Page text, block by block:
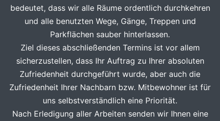
bedeutet, dass wir alle Räume ordentlich durchkehren
und alle benutzten Wege, Gänge, Treppen und
Parkflächen sauber hinterlassen.
Ziel dieses abschließenden Termins ist vor allem
sicherzustellen, dass Ihr Auftrag zu Ihrer absoluten
Zufriedenheit durchgeführt wurde, aber auch die
Zufriedenheit Ihrer Nachbarn bzw. Mitbewohner ist für
uns selbstverständlich eine Priorität.
Nach Erledigung aller Arbeiten senden wir Ihnen eine